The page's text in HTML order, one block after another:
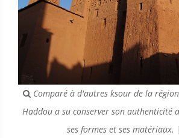
Comparé à d'autres ksour de la
Haddou a su conserver son authenticité
ses formes et ses